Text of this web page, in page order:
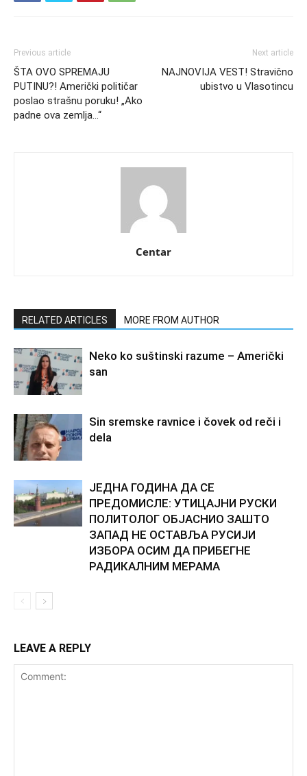
Previous article
ŠTA OVO SPREMAJU
PUTINU?! Američki političar
poslao strašnu poruku! „Ako
padne ova zemlja…“
Next article
NAJNOVIJA VEST! Stravično
ubistvo u Vlasotincu
Centar
RELATED ARTICLES MORE FROM AUTHOR
Neko ko suštinski razume – Američki
san
Sin sremske ravnice i čovek od reči i
dela
ЈЕДНА ГОДИНА ДА СЕ
ПРЕДОМИСЛЕ: УТИЦАЈНИ РУСКИ
ПОЛИТОЛОГ ОБЈАСНИО ЗАШТО
ЗАПАД НЕ ОСТАВЉА РУСИЈИ
ИЗБОРА ОСИМ ДА ПРИБЕГНЕ
РАДИКАЛНИМ МЕРАМА
LEAVE A REPLY